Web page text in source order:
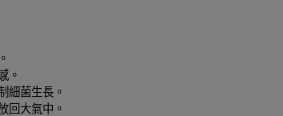
。
細菌生長。
回大氣中。